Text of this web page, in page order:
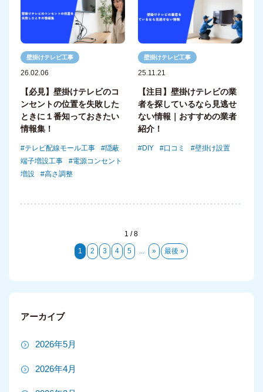
壁掛けテレビ工事
26.02.06
【必見】壁掛けテレビのコ
ンセントの位置を失敗した
ときに１番知っておきたい
情報集！
テレビ配線モール工事
隠蔽
端子増設工事
電源コンセント
増設
高さ調整
壁掛けテレビ工事
25.11.21
【注目】壁掛けテレビの業
者を探しているなら見逃せ
ない情報｜おすすめの業者
紹介！
DIY 口コミ 壁掛け設置
1 / 8
1 2 3 4 5 ... » 最後 »
アーカイブ
2026年5月
2026年4月